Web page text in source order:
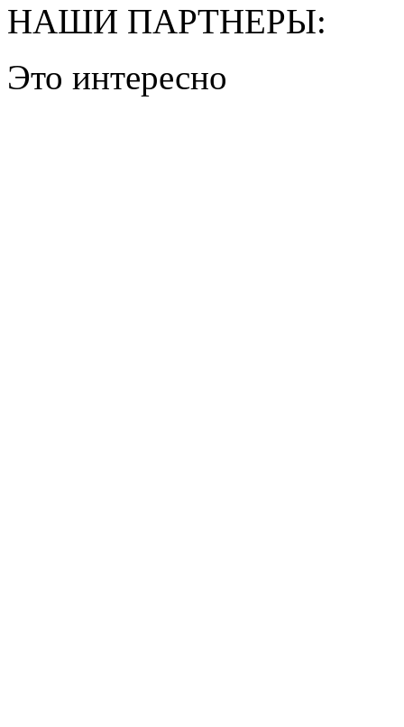
НАШИ ПАРТНЕРЫ:
Это интересно